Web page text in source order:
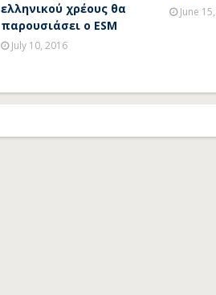
ελληνικού χρέους θα
παρουσιάσει ο ESM
July 10, 2016
June